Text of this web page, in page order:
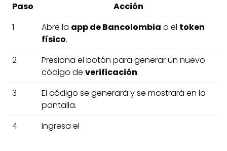
Paso
Acción
1
Abre la app de Bancolombia o el token
físico.
2
Presiona el botón para generar un nuevo
código de verificación.
3
El código se generará y se mostrará en la
pantalla.
4
Ingresa el